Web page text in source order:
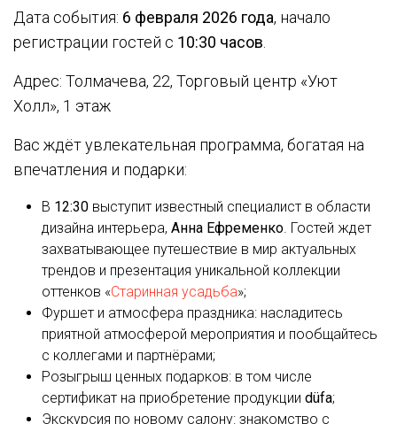
Дата события: 6 февраля 2026 года, начало
регистрации гостей с 10:30 часов
Адрес: Толмачева, 22, Торговый центр «Уют
Холл», 1 этаж
Вас ждёт увлекательная программа, богатая на
впечатления и подарки:
В 12:30 выступит известный специалист в области
дизайна интерьера, Анна Ефременко. Гостей ждет
захватывающее путешествие в мир актуальных
трендов и презентация уникальной коллекции
оттенков «Старинная усадьба»;
Фуршет и атмосфера праздника: насладитесь
приятной атмосферой мероприятия и пообщайтесь
с коллегами и партнёрами;
Розыгрыш ценных подарков: в том числе
сертификат на приобретение продукции düfa;
Экскурсия по новому салону: знакомство с